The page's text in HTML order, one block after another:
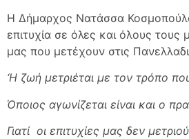
Η Δήμαρχος Νατάσσα
επιτυχία σε όλες και όλους τους
μας που μετέχουν στις
‘Η ζωή μετριέται με τον τρόπο
Όποιος αγωνίζεται είναι και ο
Γιατί οι επιτυχίες μας δεν